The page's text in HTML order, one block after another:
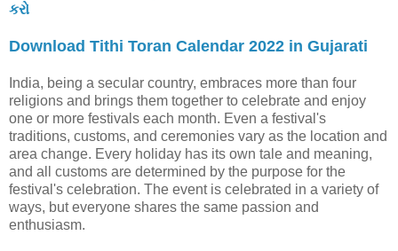
કરો
Download Tithi Toran Calendar 2022 in Gujarati
India, being a secular country, embraces more than four
religions and brings them together to celebrate and enjoy
one or more festivals each month. Even a festival's
traditions, customs, and ceremonies vary as the location and
area change. Every holiday has its own tale and meaning,
and all customs are determined by the purpose for the
festival's celebration. The event is celebrated in a variety of
ways, but everyone shares the same passion and
enthusiasm.